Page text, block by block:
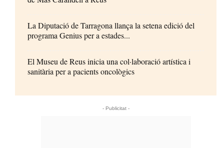
La Diputació de Tarragona llança la setena edició del
programa Genius per a estades...
El Museu de Reus inicia una col·laboració artística i
sanitària per a pacients oncològics
- Publicitat -